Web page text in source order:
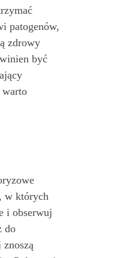
patogenów,
zdrowy
być
warto
w których
i obserwuj
do